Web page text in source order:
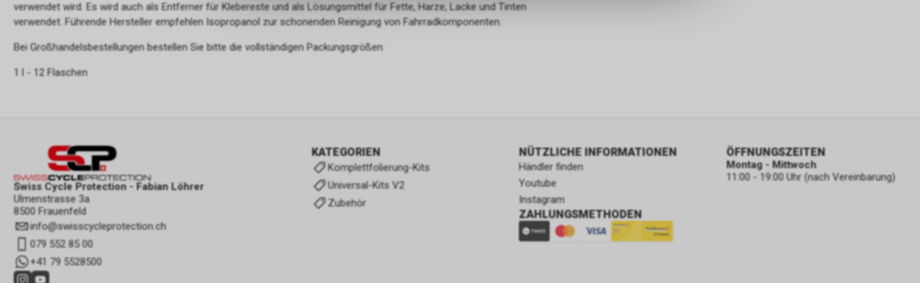
verwendet wird. Es wird auch als Entferner für Klebereste und als Lösungsmittel für Fette, Harze, Lacke und Tinten
verwendet. Führende Hersteller empfehlen Isopropanol zur schonenden Reinigung von Fahrradkomponenten.
Bei Großhandelsbestellungen bestellen Sie bitte die vollständigen Packungsgrößen:
1 l - 12 Flaschen
Swiss Cycle Protection - Fabian Löhrer
Ulmenstrasse 3a
8500 Frauenfeld
info@swisscycleprotection.ch
079 552 85 00
+41 79 5528500
KATEGORIEN
Komplettfolierung-Kits
Universal-Kits V2
Zubehör
NÜTZLICHE INFORMATIONEN
Händler finden
Youtube
Instagram
ZAHLUNGSMETHODEN
ÖFFNUNGSZEITEN
Montag - Mittwoch
11:00 - 19:00 Uhr (nach Vereinbarung)